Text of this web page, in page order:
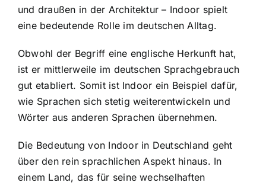
und draußen in der Architektur – Indoor spielt
eine bedeutende Rolle im deutschen Alltag.
Obwohl der Begriff eine englische Herkunft hat,
ist er mittlerweile im deutschen Sprachgebrauch
gut etabliert. Somit ist Indoor ein Beispiel dafür,
wie Sprachen sich stetig weiterentwickeln und
Wörter aus anderen Sprachen übernehmen.
Die Bedeutung von Indoor in Deutschland geht
über den rein sprachlichen Aspekt hinaus. In
einem Land, das für seine wechselhaften